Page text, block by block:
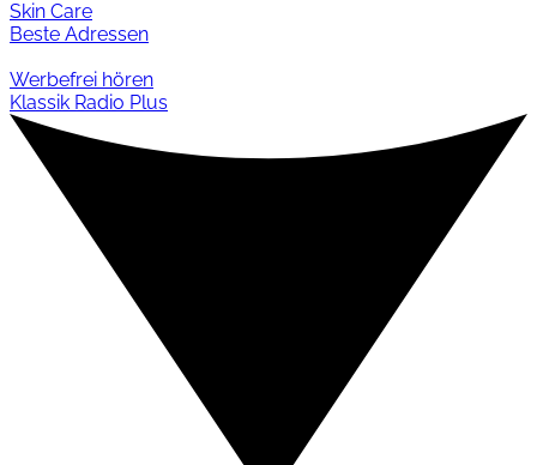
Skin Care
Beste Adressen
Werbefrei hören
Klassik Radio Plus